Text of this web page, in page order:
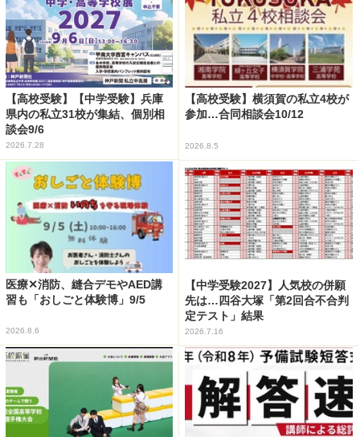
【高校受験】【中学受験】兵庫
県内の私立31校が集結、個別相
談会9/6
2026.7.28
【高校受験】横須賀の私立4校が
参加…合同相談会10/12
2026.8.5
医療✕消防、縫合デモやAED講
習も「おしごと体験博」9/5
2026.8.6
【中学受験2027】人気校の併願
先は…四谷大塚「第2回合不合判
定テスト」結果
2026.7.16